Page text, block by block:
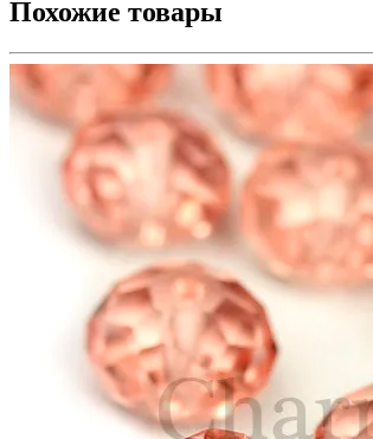
Похожие товары